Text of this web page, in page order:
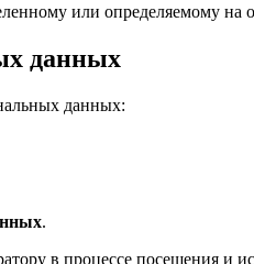
или определяемому
данных
данных:
.
в процессе посещения и